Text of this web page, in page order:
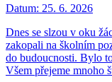
Datum: 25. 6. 2026
Dnes se slzou v oku
zakopali na školním
do budoucnosti. Bylo
Všem přejeme mnoho